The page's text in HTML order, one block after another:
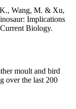
Wang, M. & Xu,
Implications
Biology.
moult and bird
over the last 200